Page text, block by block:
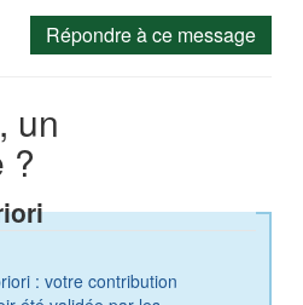
Répondre à ce message
un
?
: votre contribution